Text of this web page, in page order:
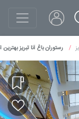
رستوران باغ آنا تبریز